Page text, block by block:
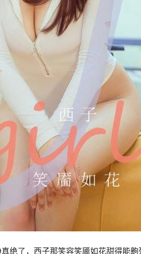
绝了，西子那笑容笑靥如花甜得能